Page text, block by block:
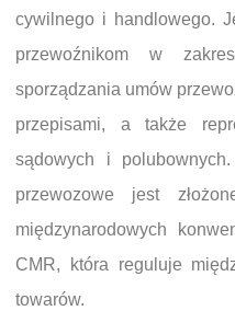
cywilnego i handlowego.
przewoźnikom w
sporządzania umów
przepisami, a także
sądowych i
przewozowe jest
międzynarodowych
CMR, która reguluje
towarów.